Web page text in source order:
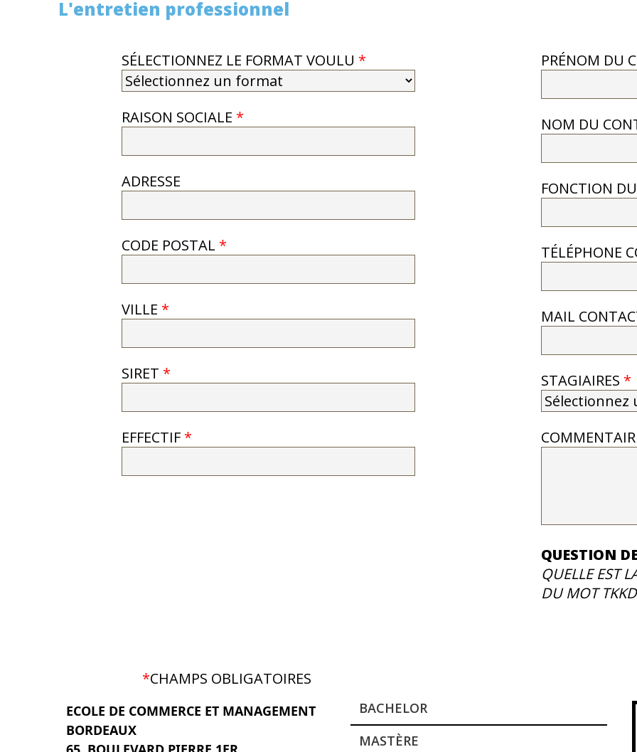
L'entretien professionnel
SÉLECTIONNEZ LE FORMAT VOULU *
RAISON SOCIALE *
ADRESSE
CODE POSTAL *
VILLE *
SIRET *
EFFECTIF *
PRÉNOM DU
NOM DU
FONCTION
TÉLÉPHONE
MAIL
STAGIAIRES *
QUESTION
QUELLE EST
DU MOT
*CHAMPS OBLIGATOIRES
ECOLE DE COMMERCE ET MANAGEMENT
BORDEAUX
BACHELOR
MASTÈRE